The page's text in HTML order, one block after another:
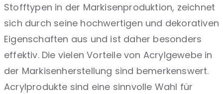
Stofftypen in der Markisenproduktion, zeichnet
sich durch seine hochwertigen und dekorativen
Eigenschaften aus und ist daher besonders
effektiv. Die vielen Vorteile von Acrylgewebe in
der Markisenherstellung sind bemerkenswert.
Acrylprodukte sind eine sinnvolle Wahl für